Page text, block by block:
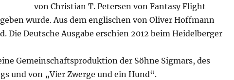
von Christian T. Petersen von Fantasy Flight
wurde. Aus dem englischen von Oliver Hoffmann
Die Deutsche Ausgabe erschien 2012 beim Heidelberger
Gemeinschaftsproduktion der Söhne Sigmars, des
und von „Vier Zwerge und ein Hund“.